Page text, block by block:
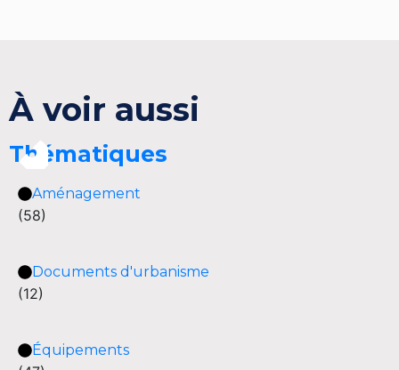
À voir aussi
Thématiques
Aménagement
(58)
Documents d'urbanisme
(12)
Équipements